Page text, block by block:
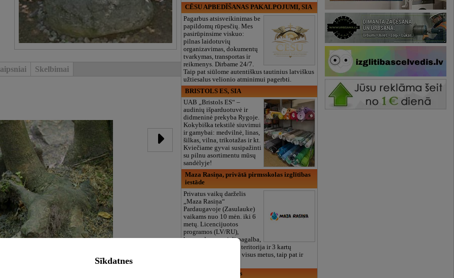
Skelbimai
CĒSU APBEDĪŠANAS PAKALPOJUMI, SIA
Pagarbus atsisveikinimas be
papildomų rūpesčių. Mes
pasirūpinsime viskuo:
pilnas laidotuvių
organizavimas, dokumentų
tvarkymas, transportas ir
reikmenys. Dirbame 24/7.
Taip pat siūlome autentiškus tautinius latviškus
užtiesalus velionio atminimui pagerbti.
BRISTOLS ES, SIA
UAB „Bristols ES“ –
audinių išparduotuvė ir
didmeninė prekyba Rygoje.
Kokybiška tekstilė siuvimui
ir gamybai: medvilnė, linas,
šilkas, vilna, trikotažas ir kt.
Kviečiame gyvai susipažinti
su pilnu asortimentu mūsų
sandėlyje!
Maza Rasiņa, privātā pirmsskolas izglītības
iestāde
Privatus vaikų darželis
„Maza Rasiņa“
Pardaugavoje (Zasulauke)
vaikams nuo 10 mėn. iki 6
metų. Licencijuotos
programos (LV/RU),
logopedas, speciali pagalba,
būreliai, didelė žalia teritorija ir 3 kartų
maitinimas. Dirbame visus metus, taip pat ir
Rēzeknes tehnikums
Sīkdatnes